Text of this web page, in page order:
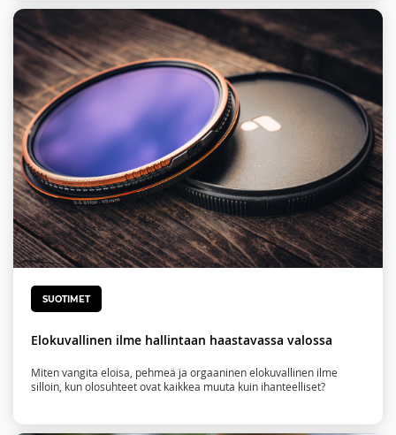
SUOTIMET
Elokuvallinen ilme hallintaan haastavassa valossa
Miten vangita eloisa, pehmeä ja orgaaninen elokuvallinen ilme
silloin, kun olosuhteet ovat kaikkea muuta kuin ihanteelliset?